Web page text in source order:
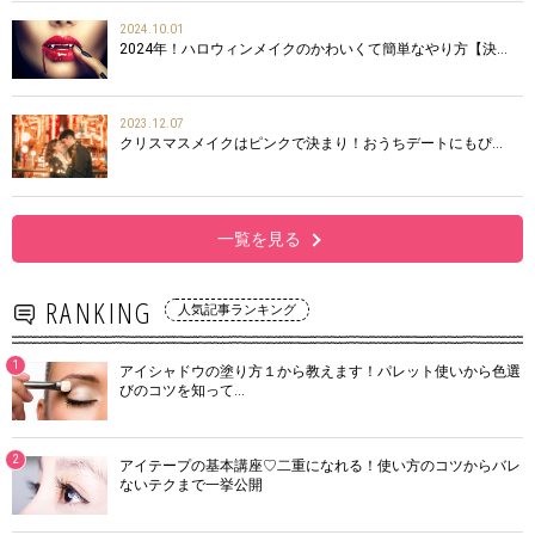
2024.10.01
2024年！ハロウィンメイクのかわいくて簡単なやり方【決…
2023.12.07
クリスマスメイクはピンクで決まり！おうちデートにもぴ…
一覧を見る
RANKING 人気記事ランキング
1
アイシャドウの塗り方１から教えます！パレット使いから色選
びのコツを知って…
2
アイテープの基本講座♡二重になれる！使い方のコツからバレ
ないテクまで一挙公開